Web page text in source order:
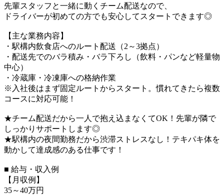
先輩スタッフと一緒に動くチーム配送なので、
ドライバーが初めての方でも安心してスタートできます◎
【主な業務内容】
・駅構内飲食店へのルート配送（2～3拠点）
・配送先でのバラ積み・バラ下ろし（飲料・パンなど軽量物
中心）
・冷蔵庫・冷凍庫への格納作業
※入社後はまず固定ルートからスタート。慣れてきたら複数
コースに対応可能！
★チーム配送だから一人で抱え込まなくてOK！先輩が隣で
しっかりサポートします◎
★駅構内の夜間勤務だから渋滞ストレスなし！テキパキ体を
動かして達成感のある仕事です！
■ 給与・収入例
【月収例】
35～40万円